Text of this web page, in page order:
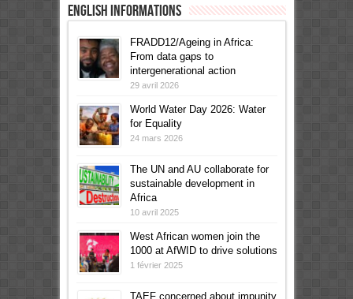
English informations
FRADD12/Ageing in Africa:
From data gaps to
intergenerational action
29 avril 2026
World Water Day 2026: Water
for Equality
24 mars 2026
The UN and AU collaborate for
sustainable development in
Africa
10 avril 2025
West African women join the
1000 at AfWID to drive solutions
1 février 2025
TAEF concerned about impunity